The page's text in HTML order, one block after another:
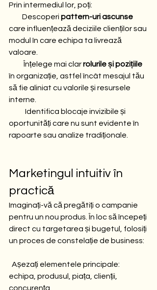
Prin intermediul lor, poți:
         Descoperi
pattern-uri ascunse
care influențează deciziile clienților sau
modul în care echipa ta livrează
valoare.
          Înțelege mai clar
rolurile și pozițiile
în organizație, astfel încât mesajul tău
să fie aliniat cu valorile și resursele
interne.
oportunități care nu sunt evidente în
rapoarte sau analize tradiționale.
Marketingul intuitiv în
practică
Imaginați-vă că pregătiți o campanie
pentru un nou produs. În loc să începeți
direct cu targetarea și bugetul, folosiți
un proces de constelație de business:
echipa, produsul, piața, clienții,
concurența.